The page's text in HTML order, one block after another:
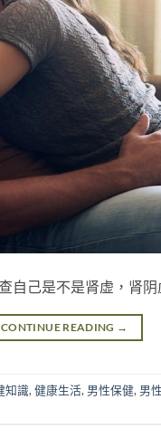
自己是不是肾虚，肾阴
CONTINUE READING →
知識, 健康生活, 男性保健, 男